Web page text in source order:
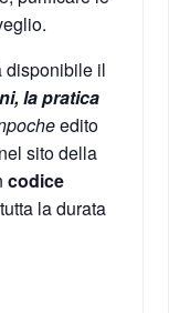
disponibile il
la pratica
edito
sito della
codice
la durata